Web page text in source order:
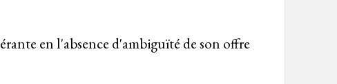
en l'absence d'ambiguïté de son offre